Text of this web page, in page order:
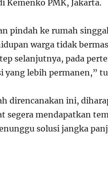
Kemenko PMK, Jakarta.
pindah ke rumah
warga tidak
selanjutnya, pada
yang lebih permanen,”
direncanakan ini,
segera mendapatkan
solusi jangka